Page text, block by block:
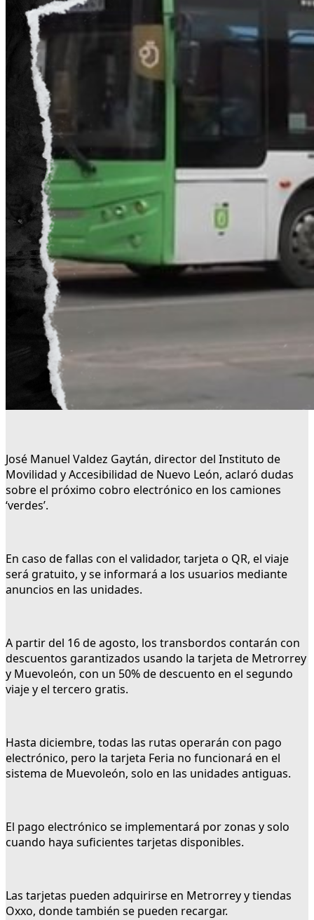
José Manuel Valdez Gaytán, director del Instituto de
Movilidad y Accesibilidad de Nuevo León, aclaró dudas
sobre el próximo cobro electrónico en los camiones
‘verdes’.
En caso de fallas con el validador, tarjeta o QR, el viaje
será gratuito, y se informará a los usuarios mediante
anuncios en las unidades.
A partir del 16 de agosto, los transbordos contarán con
descuentos garantizados usando la tarjeta de Metrorrey
y Muevoleón, con un 50% de descuento en el segundo
viaje y el tercero gratis.
Hasta diciembre, todas las rutas operarán con pago
electrónico, pero la tarjeta Feria no funcionará en el
sistema de Muevoleón, solo en las unidades antiguas.
El pago electrónico se implementará por zonas y solo
cuando haya suficientes tarjetas disponibles.
Las tarjetas pueden adquirirse en Metrorrey y tiendas
Oxxo, donde también se pueden recargar.